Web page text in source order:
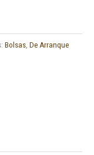
Bolsas De Arranque